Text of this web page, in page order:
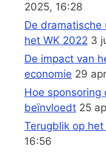
2025, 16:28
De dramatische
het WK 2022 3
De impact van
economie 29
Hoe
beïnvloedt 25
Terugblik op het
16:56